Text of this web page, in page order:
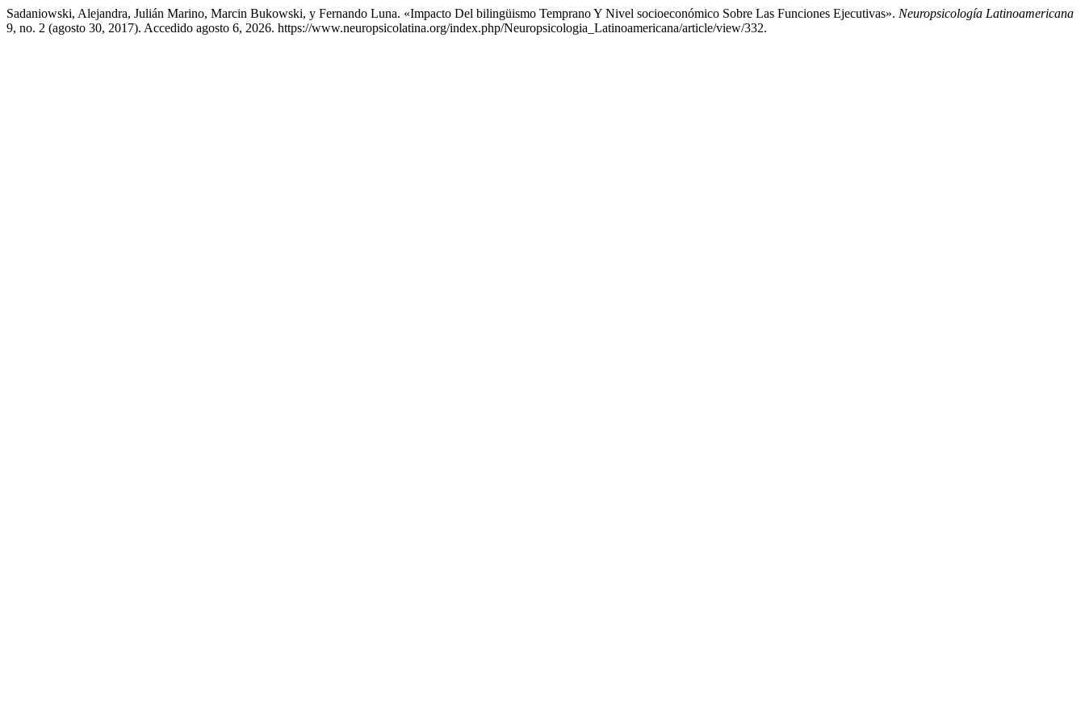
Sadaniowski, Alejandra, Julián Marino, Marcin Bukowski, y Fernando Luna. «Impacto Del bilingüismo Temprano Y Nivel socioeconómico Sobre Las Funciones Ejecutivas». Neuropsicología Latinoamericana
9, no. 2 (agosto 30, 2017). Accedido agosto 6, 2026. https://www.neuropsicolatina.org/index.php/Neuropsicologia_Latinoamericana/article/view/332.